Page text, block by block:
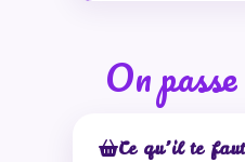
On
Ce qu’il te faut